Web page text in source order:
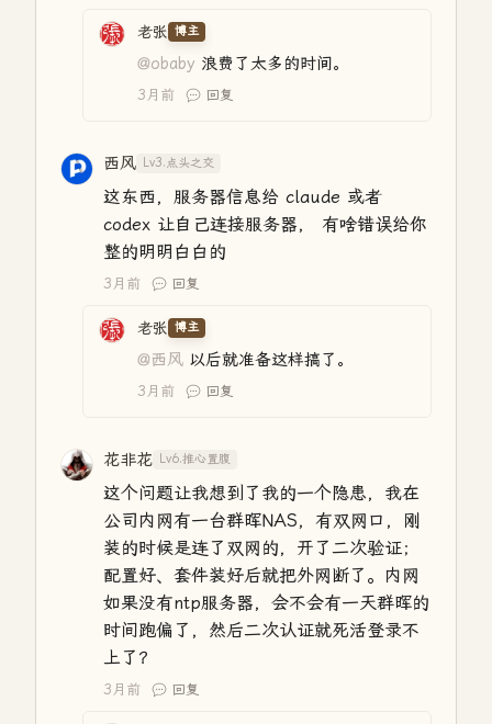
老张 博主
@obaby 浪费了太多的时间。
3月前 回复
西风 Lv3.点头之交
这东西，服务器信息给 claude 或者
codex 让自己连接服务器， 有啥错误给你
整的明明白白的
3月前 回复
老张 博主
@西风 以后就准备这样搞了。
3月前 回复
花非花 Lv6.推心置腹
这个问题让我想到了我的一个隐患，我在
公司内网有一台群晖NAS，有双网口，刚
装的时候是连了双网的，开了二次验证；
配置好、套件装好后就把外网断了。内网
如果没有ntp服务器，会不会有一天群晖的
时间跑偏了，然后二次认证就死活登录不
上了？
3月前 回复